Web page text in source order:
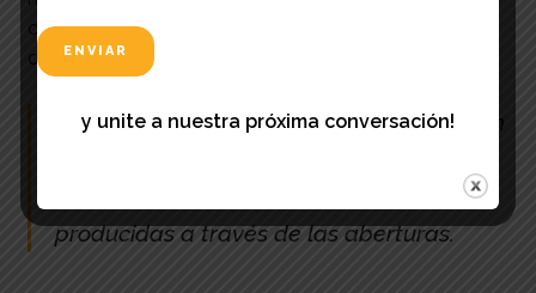
climatización natural de los ambientes, evitando el
consumo excesivo de energía.
Las carpinterías de PVC, pueden lograr en
producidas a través de las aberturas.
y unite a nuestra próxima conversación!